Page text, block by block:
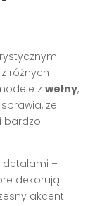
różnych
zwełny,
że
bardzo
detalami –
dekorują
akcent.